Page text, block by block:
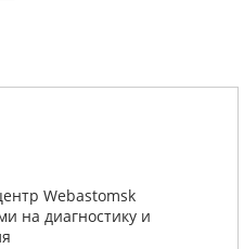
Webastomsk
на диагностику и